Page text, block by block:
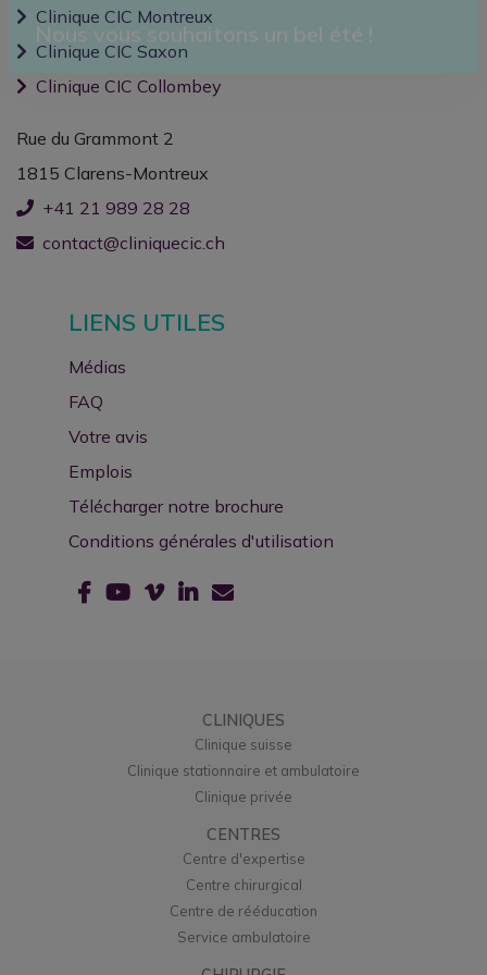
Clinique CIC Montreux
Clinique CIC Saxon
Clinique CIC Collombey
Rue du Grammont 2
1815 Clarens-Montreux
+41 21 989 28 28
contact@cliniquecic.ch
LIENS UTILES
Médias
FAQ
Votre avis
Emplois
Télécharger notre brochure
Conditions générales d'utilisation
CLINIQUES
Clinique suisse
Clinique stationnaire et ambulatoire
Clinique privée
CENTRES
Centre d'expertise
Centre chirurgical
Centre de rééducation
Service ambulatoire
Nous vous souhaitons un bel été !